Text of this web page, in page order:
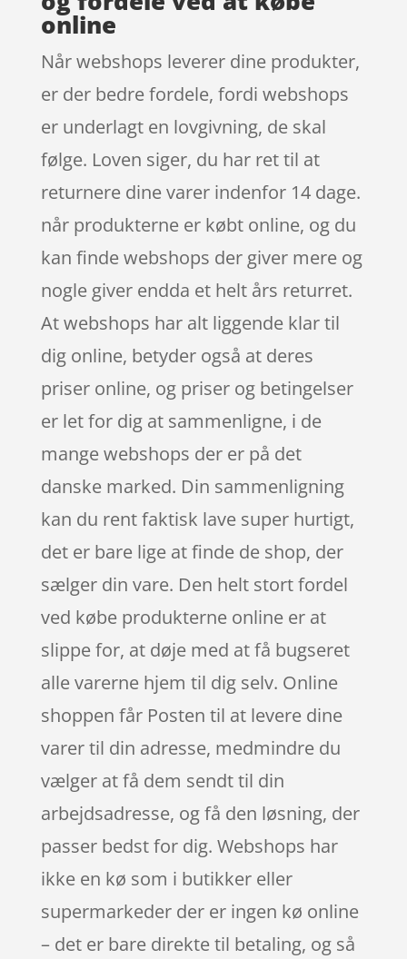
online
Når webshops leverer dine produkter,
er der bedre fordele, fordi webshops
er underlagt en lovgivning, de skal
følge. Loven siger, du har ret til at
returnere dine varer indenfor 14 dage.
når produkterne er købt online, og du
kan finde webshops der giver mere og
nogle giver endda et helt års returret.
At webshops har alt liggende klar til
dig online, betyder også at deres
priser online, og priser og betingelser
er let for dig at sammenligne, i de
mange webshops der er på det
danske marked. Din sammenligning
kan du rent faktisk lave super hurtigt,
det er bare lige at finde de shop, der
sælger din vare. Den helt stort fordel
ved købe produkterne online er at
slippe for, at døje med at få bugseret
alle varerne hjem til dig selv. Online
shoppen får Posten til at levere dine
varer til din adresse, medmindre du
vælger at få dem sendt til din
arbejdsadresse, og få den løsning, der
passer bedst for dig. Webshops har
ikke en kø som i butikker eller
supermarkeder der er ingen kø online
– det er bare direkte til betaling, og så